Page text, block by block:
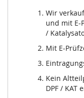
Wir
und mit E-
/
Mit E-
Kein
DPF / KAT